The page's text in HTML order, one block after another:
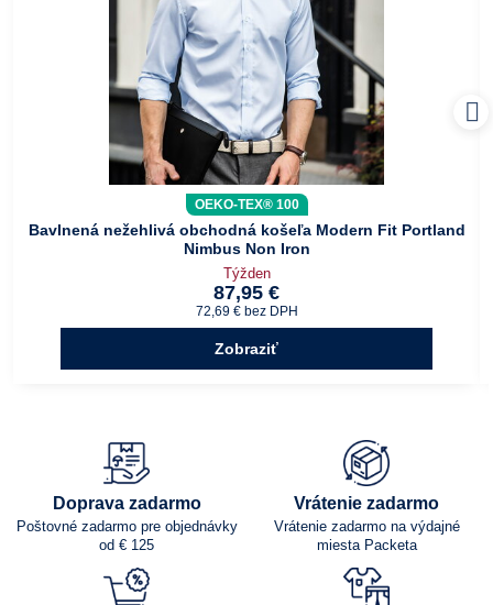
OEKO-TEX® 100
Bavlnená nežehlivá obchodná košeľa Modern Fit Portland
Nimbus Non Iron
Týžden
87,95 €
72,69 € bez DPH
Zobraziť
Doprava zadarmo
Poštovné zadarmo pre objednávky
od € 125
Vrátenie zadarmo
Vrátenie zadarmo na výdajné
miesta Packeta